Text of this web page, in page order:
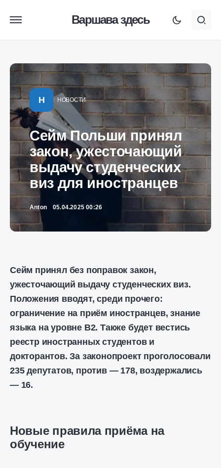
Варшава здесь
Н НОВОСТИ
Сейм Польши принял
закон, ужесточающий
выдачу студенческих
виз для иностранцев
Anton 05.04.2025 00:26
Сейм принял без поправок закон,
ужесточающий выдачу студенческих виз.
Положения вводят, среди прочего:
ограничение на приём иностранцев, знание
языка на уровне B2. Также будет вестись
реестр иностранных студентов и
докторантов. За законопроект проголосовали
235 депутатов, против — 178, воздержались
— 16.
Новые правила приёма на
обучение